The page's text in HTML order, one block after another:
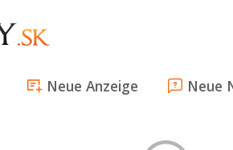
Neue Anzeige Neue